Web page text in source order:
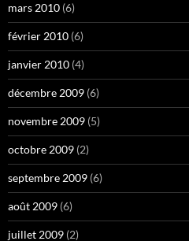
mars 2010 (6)
février 2010 (6)
janvier 2010 (4)
décembre 2009 (6)
novembre 2009 (5)
octobre 2009 (2)
septembre 2009 (6)
août 2009 (6)
juillet 2009 (2)